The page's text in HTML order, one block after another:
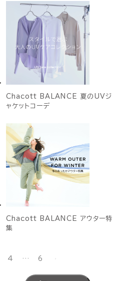
Chacott BALANCE 夏のUVジ
ャケットコーデ
Chacott BALANCE アウター特
集
4 … 6